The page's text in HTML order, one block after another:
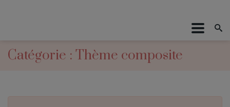
Catégorie : Thème composite